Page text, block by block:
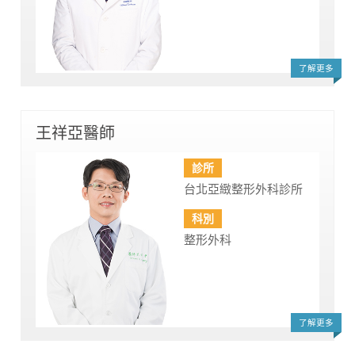
了解更多
王祥亞醫師
診所
台北亞緻整形外科診所
科別
整形外科
了解更多